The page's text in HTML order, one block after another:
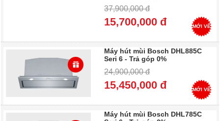
37,900,000 đ
15,700,000 đ MỚI VỀ
Máy hút mùi Bosch DHL885C
Seri 6 - Trả góp 0%
24,900,000 đ
15,450,000 đ MỚI VỀ
Máy hút mùi Bosch DHL785C